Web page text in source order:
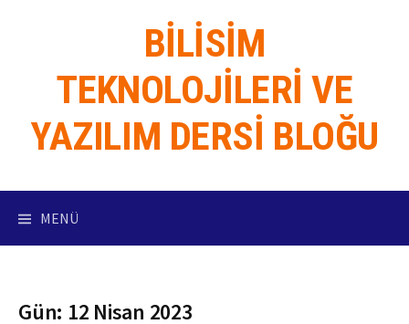
BILISIM
TEKNOLOJILERI VE
YAZILIM DERSI BLOĞU
MENÜ
Gün: 12 Nisan 2023